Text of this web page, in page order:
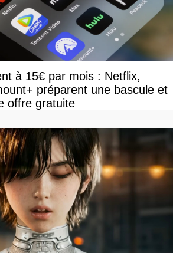
à 15€ par mois : Netflix,
préparent une bascule et
offre gratuite